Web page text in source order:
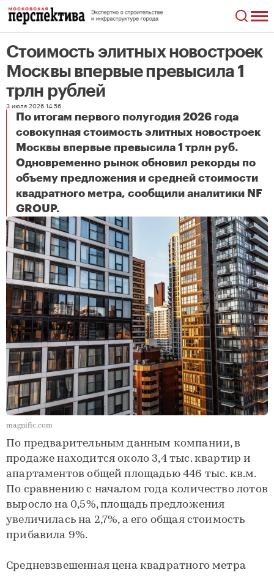
Стоимость элитных новостроек
Москвы впервые превысила 1
трлн рублей
3 июля 2026 14:56
По итогам первого полугодия 2026 года
совокупная стоимость элитных новостроек
Москвы впервые превысила 1 трлн руб.
Одновременно рынок обновил рекорды по
объему предложения и средней стоимости
квадратного метра, сообщили аналитики NF
GROUP.
magnific.com
По предварительным данным компании, в
продаже находится около 3,4 тыс. квартир и
апартаментов общей площадью 446 тыс. кв.м.
По сравнению с началом года количество лотов
выросло на 0,5%, площадь предложения
увеличилась на 2,7%, а его общая стоимость
прибавила 9%.
Средневзвешенная цена квадратного метра